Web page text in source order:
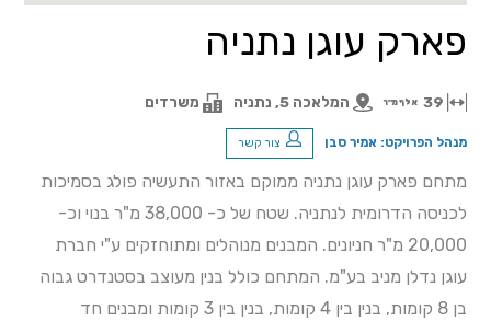
פארק עוגן נתניה
39 אלף מ"ר המלאכה 5, נתניה משרדים
מנהל הפרויקט: אמיר סבן צור קשר
מתחם פארק עוגן נתניה ממוקם באזור התעשיה פולג בסמיכות
לכניסה הדרומית לנתניה. שטח של כ- 38,000 מ"ר בנוי וכ-
20,000 מ"ר חניונים. המבנים מנוהלים ומתוחזקים ע"י חברת
עוגן נדלן מניב בע"מ. המתחם כולל בנין מעוצב בסטנדרט גבוה
בן 8 קומות, בנין בין 4 קומות, בנין בין 3 קומות ומבנים חד